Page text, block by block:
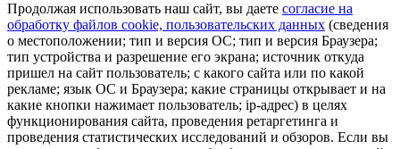
Продолжая использовать наш сайт, вы даете согласие на
обработку файлов cookie, пользовательских данных (сведения
о местоположении; тип и версия ОС; тип и версия Браузера;
тип устройства и разрешение его экрана; источник откуда
пришел на сайт пользователь; с какого сайта или по какой
рекламе; язык ОС и Браузера; какие страницы открывает и на
какие кнопки нажимает пользователь; ip-адрес) в целях
функционирования сайта, проведения ретаргетинга и
проведения статистических исследований и обзоров. Если вы